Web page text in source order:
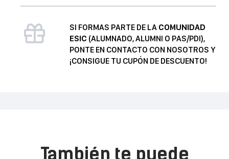
SI FORMAS PARTE DE LA COMUNIDAD
ESIC (ALUMNADO, ALUMNI O PAS/PDI),
PONTE EN CONTACTO CON NOSOTROS Y
¡CONSIGUE TU CUPÓN DE DESCUENTO!
También te puede